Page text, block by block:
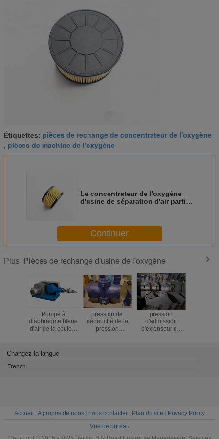
Étiquettes: pièces de rechange de concentrateur de l'oxygène
, pièces de machine de l'oxygène
Le concentrateur de l'oxygène
d'usine de séparation d'air partie
Continuer
Plus Pièces de rechange d'usine de l'oxygène
Pompe à
diaphragme bleue
d'air de la couleur
l'oxygène, longue
durée
pression de
débouché de la
pression
pression
d'admission
d'extenseur de
Changez la langue
French
Accueil A propos de nous nous contacter Plan du site
Privacy Policy
Vue de bureau